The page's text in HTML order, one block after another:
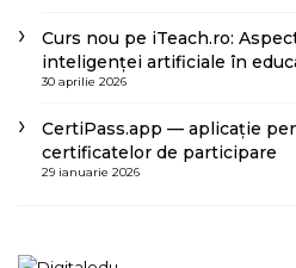
Curs nou pe iTeach.ro:
inteligenței artificiale în
30 aprilie 2026
CertiPass.app — aplicație
certificatelor de participare
29 ianuarie 2026